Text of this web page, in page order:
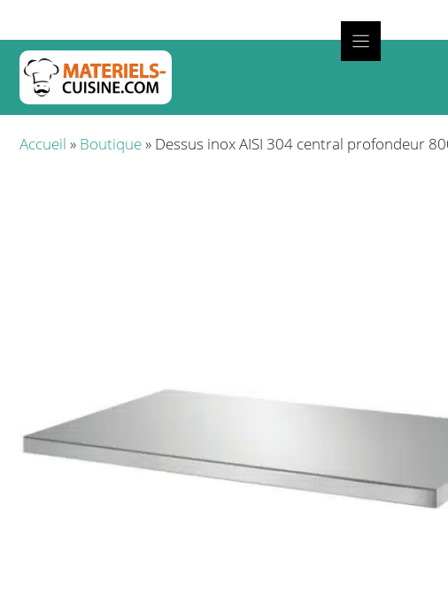
contenu
Accueil » Boutique» Dessus inox AISI 304 central profondeur